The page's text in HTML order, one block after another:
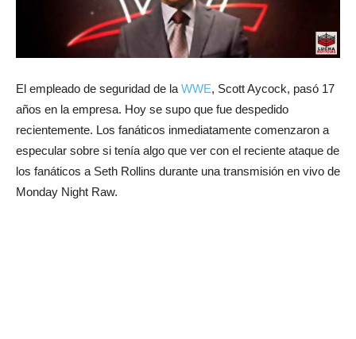
El empleado de seguridad de la WWE, Scott Aycock, pasó 17
años en la empresa. Hoy se supo que fue despedido
recientemente. Los fanáticos inmediatamente comenzaron a
especular sobre si tenía algo que ver con el reciente ataque de
los fanáticos a Seth Rollins durante una transmisión en vivo de
Monday Night Raw.